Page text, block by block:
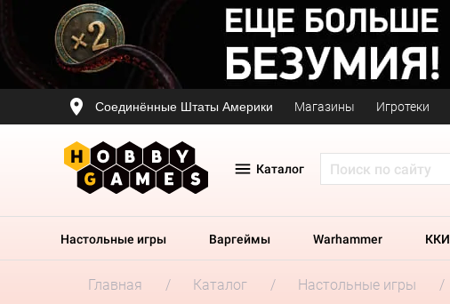
Соединённые Штаты Америки Магазины Игротеки
Каталог
Настольные игры Варгеймы Warhammer ККИ
Главная Каталог Настольные игры